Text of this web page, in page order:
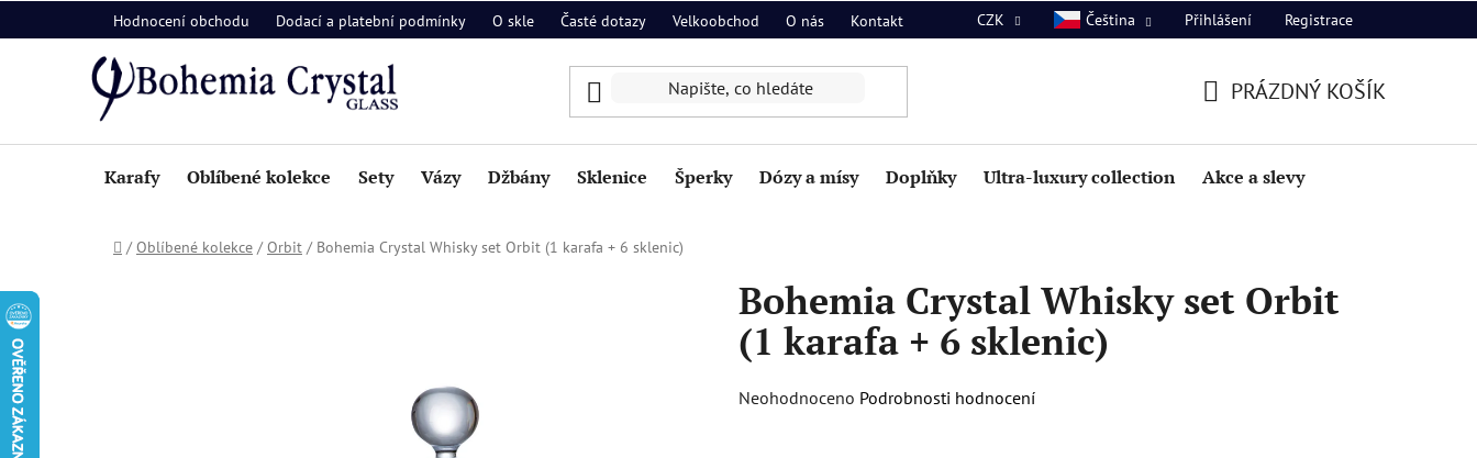
na
Hodnocení obchodu Dodací a platební podmínky O skle Časté dotazy Velkoobchod O nás Kontakt CZK Čeština Přihlášení Registrace
KOŠÍK
PRÁZDNÝ KOŠÍK
Karafy Oblíbené kolekce Sety Vázy Džbány Sklenice Šperky Dózy a mísy Doplňky Ultra-luxury collection Akce a slevy
Domů
/ Oblíbené kolekce / Orbit / Bohemia Crystal Whisky set Orbit (1 karafa + 6 sklenic)
Bohemia Crystal Whisky set Orbit
(1 karafa + 6 sklenic)
Průměrné
Neohodnoceno Podrobnosti hodnocení